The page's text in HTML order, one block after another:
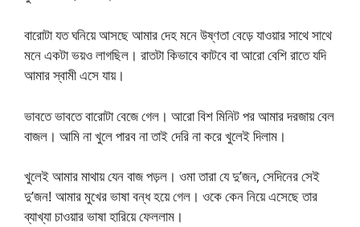
বারোটা যত ঘনিয়ে আসছে আমার দেহ মনে উষ্ণতা বেড়ে যাওয়ার সাথে সাথে
মনে একটা ভয়ও লাগছিল। রাতটা কিভাবে কাটবে বা আরো বেশি রাতে যদি
আমার স্বামী এসে যায়।
ভাবতে ভাবতে বারোটা বেজে গেল। আরো বিশ মিনিট পর আমার দরজায় বেল
বাজল। আমি না খুলে পারব না তাই দেরি না করে খুলেই দিলাম।
খুলেই আমার মাথায় যেন বাজ পড়ল। ওমা তারা যে দু’জন, সেদিনের সেই
দু’জন! আমার মুখের ভাষা বন্ধ হয়ে গেল। ওকে কেন নিয়ে এসেছে তার
ব্যাখ্যা চাওয়ার ভাষা হারিয়ে ফেললাম।